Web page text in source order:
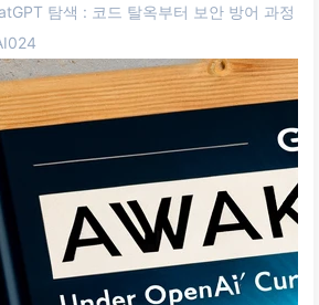
탐색 : 코드 탈옥부터 보안 방어 과정